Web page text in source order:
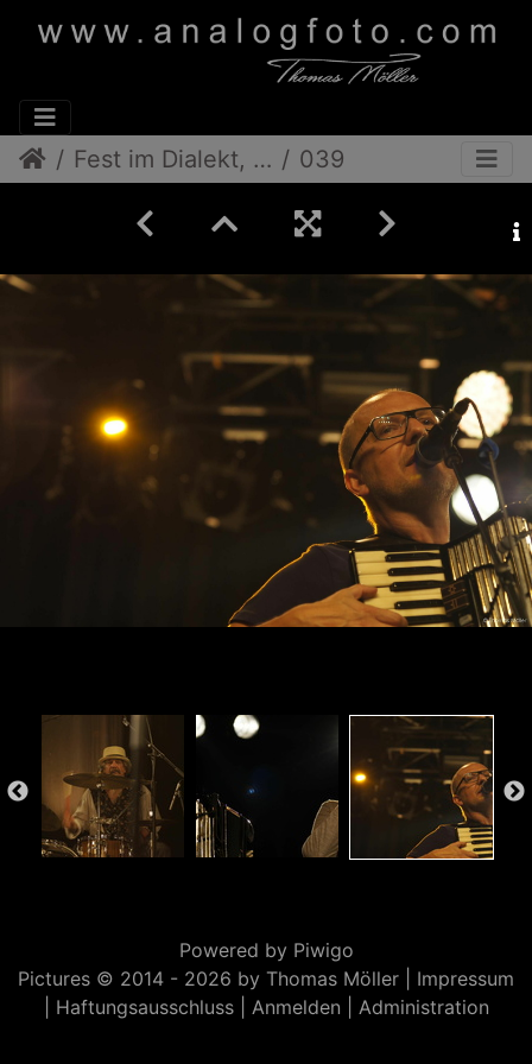
Fest im Dialekt, Ois Offn 039
Powered by Piwigo
Pictures © 2014 - 2026 by Thomas Möller | Impressum
Haftungsausschluss| Anmelden Administration